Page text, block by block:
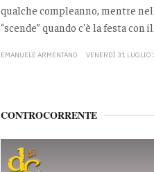
qualche compleanno, mentre
“scende” quando c'è la festa con
EMANUELE ARMENTANO VENERDÌ 31 LUGLIO
CONTROCORRENTE